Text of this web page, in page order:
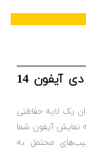
گلس فنی تاچ شیشه‌ای ال سی دی آیفون 14
یک لایه حفاظتی
نمایش آیفون شما
محتمل به